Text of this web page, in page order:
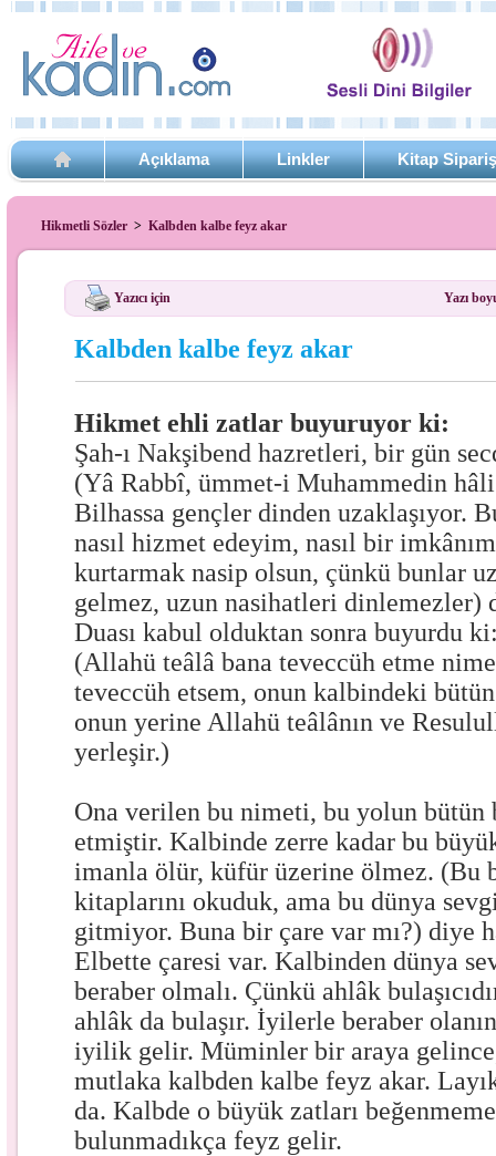
Açıklama Linkler Kitap
Hikmetli Sözler > Kalbden kalbe feyz akar
Yazıcı için Yazı
Kalbden kalbe feyz akar
Hikmet ehli zatlar buyuruyor ki:
Şah-ı Nakşibend hazretleri, bir gün
(Yâ Rabbî, ümmet-i Muhammedin
Bilhassa gençler dinden uzaklaşıyor.
nasıl hizmet edeyim, nasıl bir
kurtarmak nasip olsun, çünkü bunlar
gelmez, uzun nasihatleri dinlemezler)
Duası kabul olduktan sonra buyurdu
(Allahü teâlâ bana teveccüh etme
teveccüh etsem, onun kalbindeki
onun yerine Allahü teâlânın ve
yerleşir.)
Ona verilen bu nimeti, bu yolun bütün
etmiştir. Kalbinde zerre kadar bu
imanla ölür, küfür üzerine ölmez. (Bu
kitaplarını okuduk, ama bu dünya
gitmiyor. Buna bir çare var mı?) diye
Elbette çaresi var. Kalbinden dünya
beraber olmalı. Çünkü ahlâk
ahlâk da bulaşır. İyilerle beraber
iyilik gelir. Müminler bir araya
mutlaka kalbden kalbe feyz akar.
da. Kalbde o büyük zatları
bulunmadıkça feyz gelir.